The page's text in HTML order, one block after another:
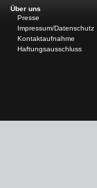
Über uns
Presse
Impressum/Datenschutz
Kontaktaufnahme
Haftungsausschluss